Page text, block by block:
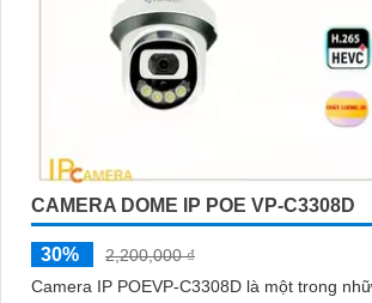
CAMERA DOME IP POE VP-C3308D
30%
2,200,000 ₫
Camera IP POEVP-C3308D là một trong